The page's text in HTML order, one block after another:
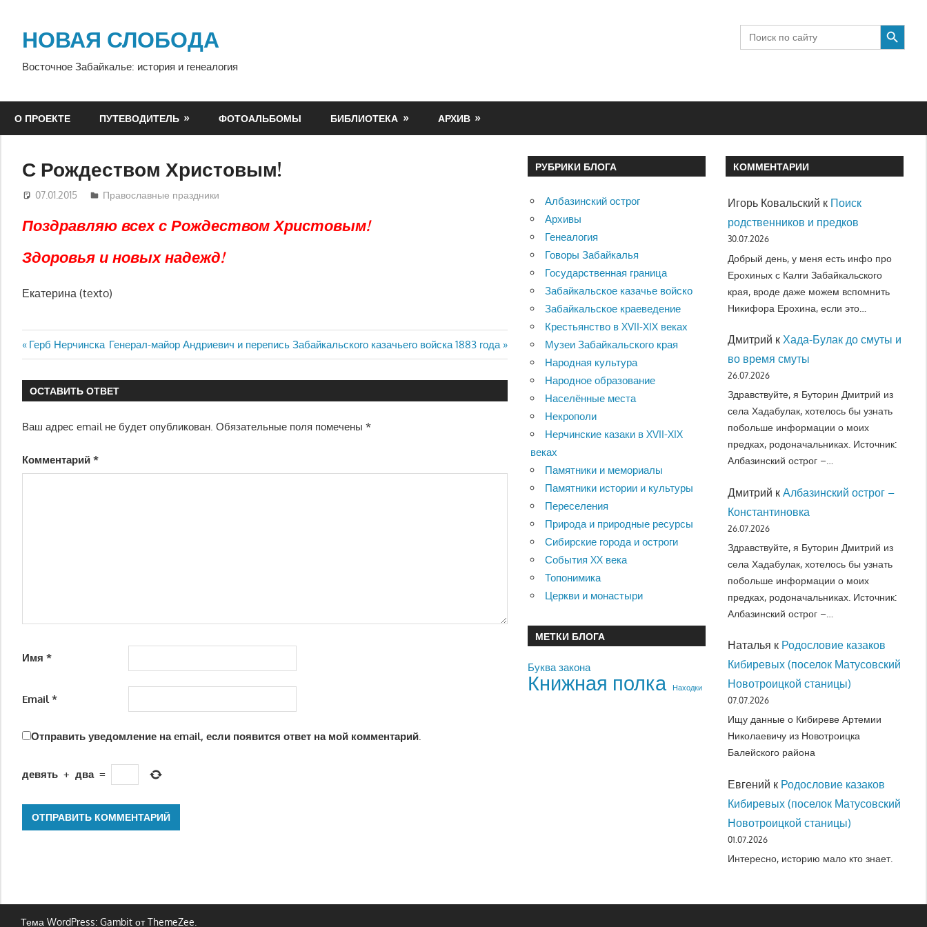
содержимому
НОВАЯ СЛОБОДА
Восточное Забайкалье: история и генеалогия
Search
for:
SEARCH BUTTON
О ПРОЕКТЕ ПУТЕВОДИТЕЛЬ ФОТОАЛЬБОМЫ БИБЛИОТЕКА АРХИВ
С Рождеством Христовым!
07.01.2015 Екатерина Аникина
Православные праздники
Поздравляю всех с Рождеством Христовым!
Здоровья и новых надежд!
Екатерина (texto)
Навигация
по
записям
Предыдущая
запись:
Герб Нерчинска Следующая
запись:
Генерал-майор Андриевич и перепись Забайкальского казачьего войска 1883 года
ОСТАВИТЬ ОТВЕТ
Ваш адрес email не будет опубликован. Обязательные поля помечены *
Комментарий *
Имя *
Email *
Отправить уведомление на email, если появится ответ на мой комментарий.
девять + два =
РУБРИКИ БЛОГА
Албазинский острог
Архивы
Генеалогия
Говоры Забайкалья
Государственная граница
Забайкальское казачье войско
Забайкальское краеведение
Крестьянство в XVII-XIX веках
Музеи Забайкальского края
Народная культура
Народное образование
Населённые места
Некрополи
Нерчинские казаки в XVII-XIX
веках
Памятники и мемориалы
Памятники истории и культуры
Переселения
Природа и природные ресурсы
Сибирские города и остроги
События XX века
Топонимика
Церкви и монастыри
МЕТКИ БЛОГА
Буква закона
Книжная полка Находки
КОММЕНТАРИИ
Игорь Ковальский к Поиск
родственников и предков
30.07.2026
Добрый день, у меня есть инфо про
Ерохиных с Калги Забайкальского
края, вроде даже можем вспомнить
Никифора Ерохина, если это…
Дмитрий к Хада-Булак до смуты и
во время смуты
26.07.2026
Здравствуйте, я Буторин Дмитрий из
села Хадабулак, хотелось бы узнать
побольше информации о моих
предках, родоначальниках. Источник:
Албазинский острог –…
Дмитрий к Албазинский острог –
Константиновка
26.07.2026
Здравствуйте, я Буторин Дмитрий из
села Хадабулак, хотелось бы узнать
побольше информации о моих
предках, родоначальниках. Источник:
Албазинский острог –…
Наталья к Родословие казаков
Кибиревых (поселок Матусовский
Новотроицкой станицы)
07.07.2026
Ищу данные о Кибиреве Артемии
Николаевичу из Новотроицка
Балейского района
Евгений к Родословие казаков
Кибиревых (поселок Матусовский
Новотроицкой станицы)
01.07.2026
Интересно, историю мало кто знает.
Тема WordPress: Gambit от ThemeZee.